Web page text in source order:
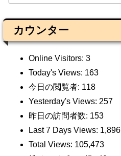
カウンター
Online Visitors: 3
Today's Views: 163
今日の閲覧者: 118
Yesterday's Views: 257
昨日の訪問者数: 153
Last 7 Days Views: 1,896
Total Views: 105,473